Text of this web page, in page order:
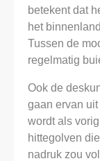
betekent dat
het
Tussen de
regelmatig
Ook de
gaan ervan uit
wordt als
hittegolven
nadruk zou